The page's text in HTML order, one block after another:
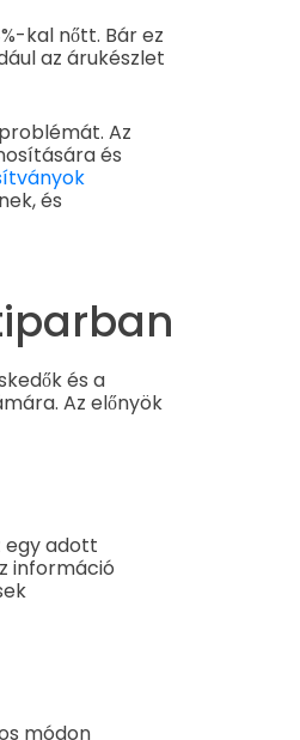
kal nőtt. Bár ez
az árukészlet
Az
és
és
és a
Az előnyök
egy adott
információ
módon